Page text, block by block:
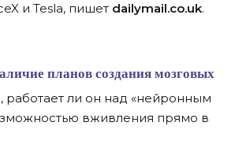
и Tesla, пишет dailymail.co.uk.
планов создания мозговых
ли он над «нейронным
вживления прямо в